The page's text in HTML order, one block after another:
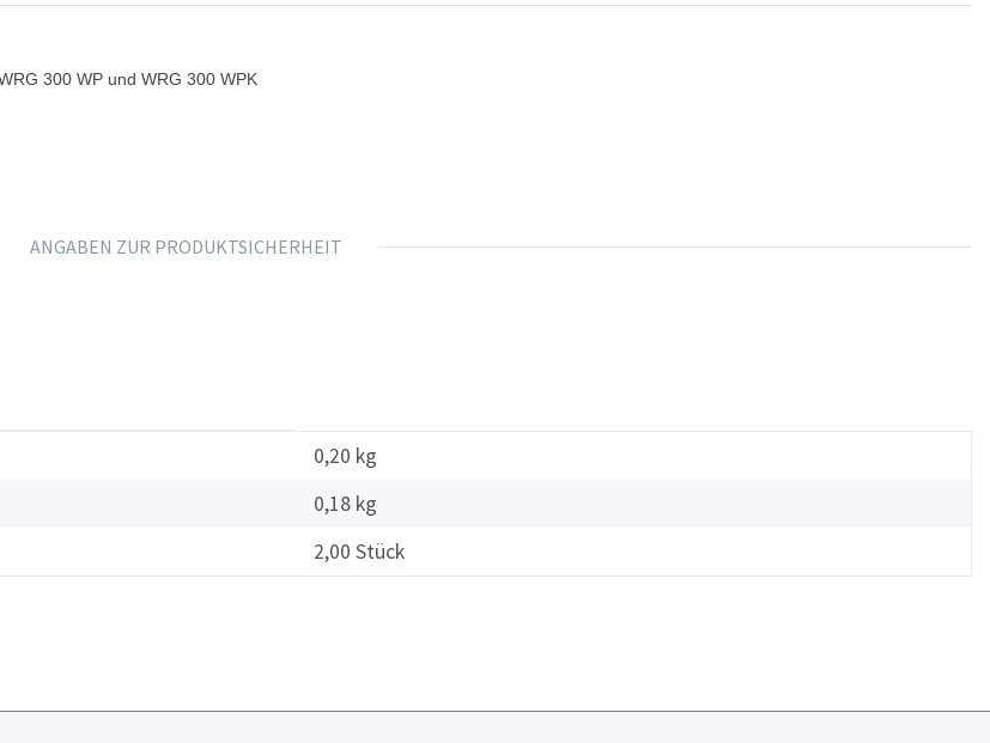
300 WP und WRG 300 WPK
ANGABEN ZUR PRODUKTSICHERHEIT
0,20 kg
0,18 kg
2,00 Stück